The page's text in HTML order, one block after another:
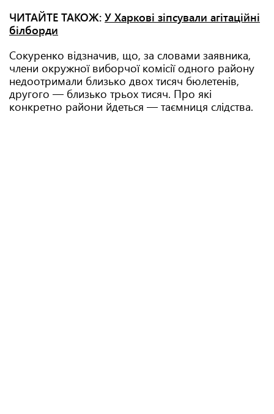
ЧИТАЙТЕ ТАКОЖ: У Харкові зіпсували агітаційні
білборди
Сокуренко відзначив, що, за словами заявника,
члени окружної виборчої комісії одного району
недоотримали близько двох тисяч бюлетенів,
другого — близько трьох тисяч. Про які
конкретно райони йдеться — таємниця слідства.